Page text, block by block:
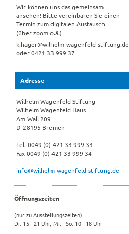
Wir können uns das gemeinsam
ansehen! Bitte vereinbaren Sie einen
Termin zum digitalen Austausch
(über zoom o.ä.)
k.hager@wilhelm-wagenfeld-stiftung.de
oder 0421 33 999 37
Adresse
Wilhelm Wagenfeld Stiftung
Wilhelm Wagenfeld Haus
Am Wall 209
D-28195 Bremen
Tel. 0049 (0) 421 33 999 33
Fax 0049 (0) 421 33 999 34
info@wilhelm-wagenfeld-stiftung.de
Öffnungszeiten
(nur zu Ausstellungszeiten)
Di. 15 - 21 Uhr, Mi. - So. 10 - 18 Uhr